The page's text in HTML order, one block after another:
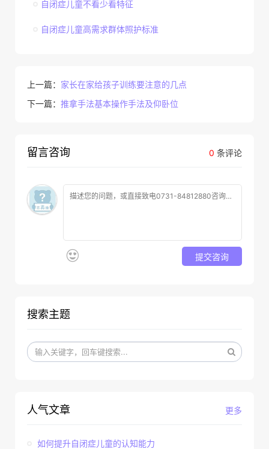
自闭症儿童不看少看特征
自闭症儿童高需求群体照护标准
上一篇： 家长在家给孩子训练要注意的几点
下一篇： 推拿手法基本操作手法及仰卧位
0 条评论
留言咨询
提交咨询
搜索主题
更多
人气文章
如何提升自闭症儿童的认知能力